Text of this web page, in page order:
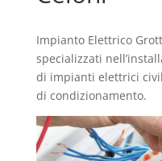
Impianto Elettrico
specializzati
di impianti elettrici
di condizionamento.